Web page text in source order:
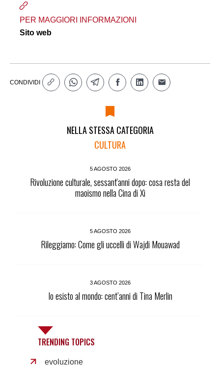
PER MAGGIORI INFORMAZIONI
Sito web
CONDIVIDI
NELLA STESSA CATEGORIA
CULTURA
5 AGOSTO 2026
Rivoluzione culturale, sessant'anni dopo: cosa resta del
maoismo nella Cina di Xi
5 AGOSTO 2026
Rileggiamo: Come gli uccelli di Wajdi Mouawad
3 AGOSTO 2026
Io esisto al mondo: cent’anni di Tina Merlin
TRENDING TOPICS
evoluzione